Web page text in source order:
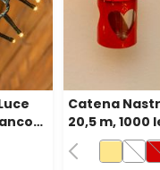
Catena
20,5 m, 1000
caldo, cavo